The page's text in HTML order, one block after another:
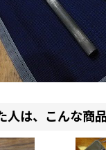
人は、こんな商